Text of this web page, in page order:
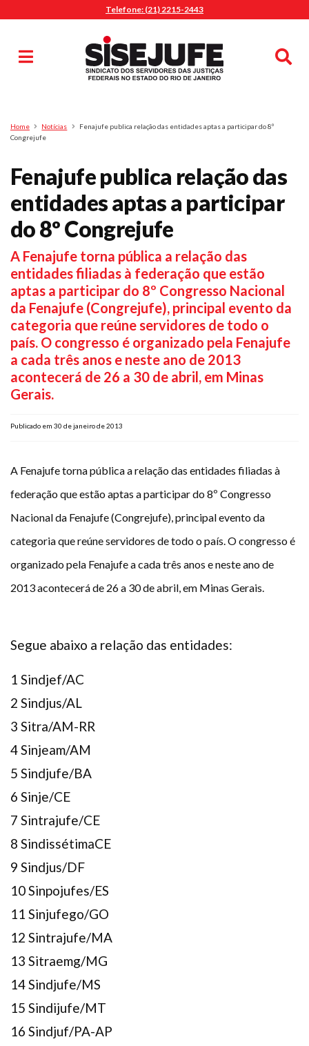
Telefone: (21) 2215-2443
Pesquisa
Home Notícias
Fenajufe publica relação das entidades aptas a participar do 8º
Congrejufe
Fenajufe publica relação das
entidades aptas a participar
do 8º Congrejufe
A Fenajufe torna pública a relação das
entidades filiadas à federação que estão
aptas a participar do 8º Congresso Nacional
da Fenajufe (Congrejufe), principal evento da
categoria que reúne servidores de todo o
país. O congresso é organizado pela Fenajufe
a cada três anos e neste ano de 2013
acontecerá de 26 a 30 de abril, em Minas
Gerais.
Publicado em 30 de janeiro de 2013
A Fenajufe torna pública a relação das entidades filiadas à
federação que estão aptas a participar do 8º Congresso
Nacional da Fenajufe (Congrejufe), principal evento da
categoria que reúne servidores de todo o país. O congresso é
organizado pela Fenajufe a cada três anos e neste ano de
2013 acontecerá de 26 a 30 de abril, em Minas Gerais.
Segue abaixo a relação das entidades:
1 Sindjef/AC
2 Sindjus/AL
3 Sitra/AM-RR
4 Sinjeam/AM
5 Sindjufe/BA
6 Sinje/CE
7 Sintrajufe/CE
8 SindissétimaCE
9 Sindjus/DF
10 Sinpojufes/ES
11 Sinjufego/GO
12 Sintrajufe/MA
13 Sitraemg/MG
14 Sindjufe/MS
15 Sindijufe/MT
16 Sindjuf/PA-AP
MENU
Sindicalize-se
Jurídico
O Sindicato
Agenda
Casa do Alto
Nossos Convênios
Gympass Wellhub
Seguro Auto
Plano de Saúde
Assistência Funeral
Pós-graduação
Facebook
TikTok